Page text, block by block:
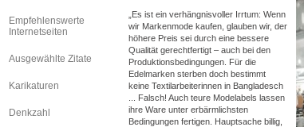
Empfehlenswerte
Internetseiten
Ausgewählte Zitate
Karikaturen
Denkzahl
„Es ist ein verhängnisvoller Irrtum: Wenn
wir Markenmode kaufen, glauben wir, der
höhere Preis sei durch eine bessere
Qualität gerechtfertigt – auch bei den
Produktionsbedingungen. Für die
Edelmarken sterben doch bestimmt
keine Textilarbeiterinnen in Bangladesch
... Falsch! Auch teure Modelabels lassen
ihre Ware unter erbärmlichsten
Bedingungen fertigen. Hauptsache billig,